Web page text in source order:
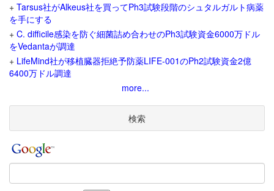
+ Tarsus社がAlkeus社を買ってPh3試験段階のシュタルガルト病薬
を手にする
+ C. difficile感染を防ぐ細菌詰め合わせのPh3試験資金6000万ドル
をVedantaが調達
+ LifeMind社が移植臓器拒絶予防薬LIFE-001のPh2試験資金2億
6400万ドル調達
more...
検索